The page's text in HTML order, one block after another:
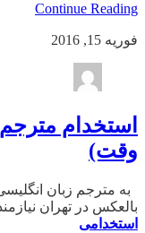
Continue Reading
فوریه 15, 2016
استخدام
وقت)
به مترجم زبان
بالعکس در تهران نیازمندیم. تلفن :
استخدامی